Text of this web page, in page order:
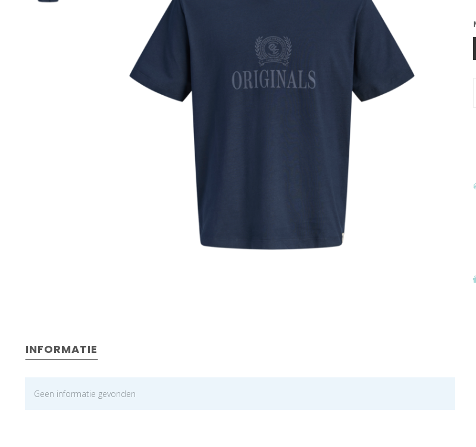
INFORMATIE
Geen informatie gevonden